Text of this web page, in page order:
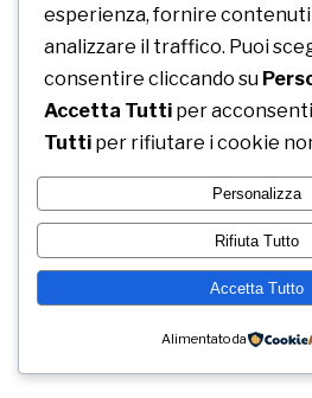
© 2022Qode Interactive
Cotes D’Armor (FR) 32741 -
FB. IN. TW. LI.
esperienza, fornire
analizzare il traffico. Puoi
consentire cliccando su
Accetta Tutti per
Tutti per rifiutare i cookie
Personalizza
Rifiuta Tutto
Accetta Tutto
Alimentato da